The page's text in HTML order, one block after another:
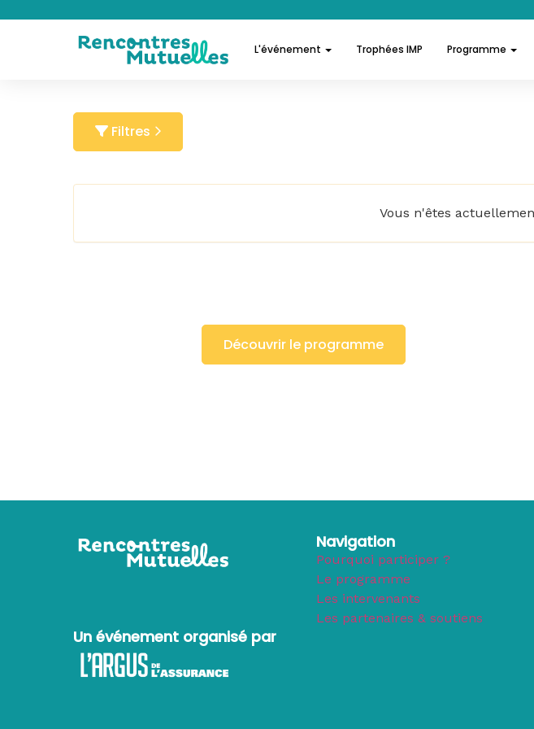
L'événement Trophées IMP Programme
Filtres
Vous n'êtes
Découvrir le programme
Navigation
Pourquoi participer ?
Le programme
Les intervenants
Les partenaires & soutiens
Un événement organisé par